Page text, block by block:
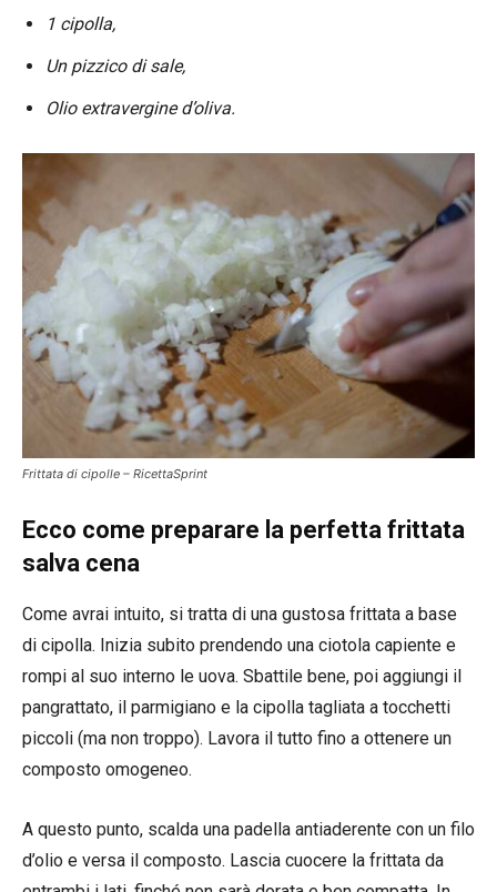
1 cipolla,
Un pizzico di sale,
Olio extravergine d’oliva.
Frittata di cipolle – RicettaSprint
Ecco come preparare la perfetta frittata
salva cena
Come avrai intuito, si tratta di una gustosa frittata a base
di cipolla. Inizia subito prendendo una ciotola capiente e
rompi al suo interno le uova. Sbattile bene, poi aggiungi il
pangrattato, il parmigiano e la cipolla tagliata a tocchetti
piccoli (ma non troppo). Lavora il tutto fino a ottenere un
composto omogeneo.
A questo punto, scalda una padella antiaderente con un filo
d’olio e versa il composto. Lascia cuocere la frittata da